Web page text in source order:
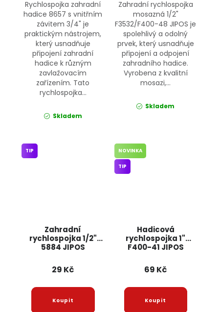
Rychlospojka zahradní
hadice 8657 s vnitřním
závitem 3/4" je
praktickým nástrojem,
který usnadňuje
připojení zahradní
hadice k různým
zavlažovacím
zařízením. Tato
rychlospojka...
Skladem
Zahradní rychlospojka
mosazná 1/2"
F3532/F400-48 JIPOS je
spolehlivý a odolný
prvek, který usnadňuje
připojení a odpojení
zahradního hadice.
Vyrobena z kvalitní
mosazi,...
Skladem
Zahradní
rychlospojka 1/2"
5884 JIPOS
TIP
29 Kč
Hadicová
rychlospojka 1"
F400-41 JIPOS
NOVINKA
TIP
69 Kč